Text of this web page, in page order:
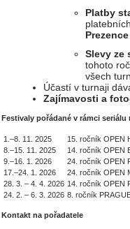
Platby
Slevy ze
tohoto
všech
Účastí v turnaji
Zajímavosti a
Festivaly pořádané v rámci
1.–8. 11. 2025
15. ročník OPEN
8.–15. 11. 2025
14. ročník OPEN
9.–16. 1. 2026
24. ročník OPEN
17.–24. 1. 2026
24. ročník OPEN
28. 3. – 4. 4. 2026 14. ročník OPEN
24. 2. – 6. 3. 2026 8. ročník
Kontakt na pořadatele